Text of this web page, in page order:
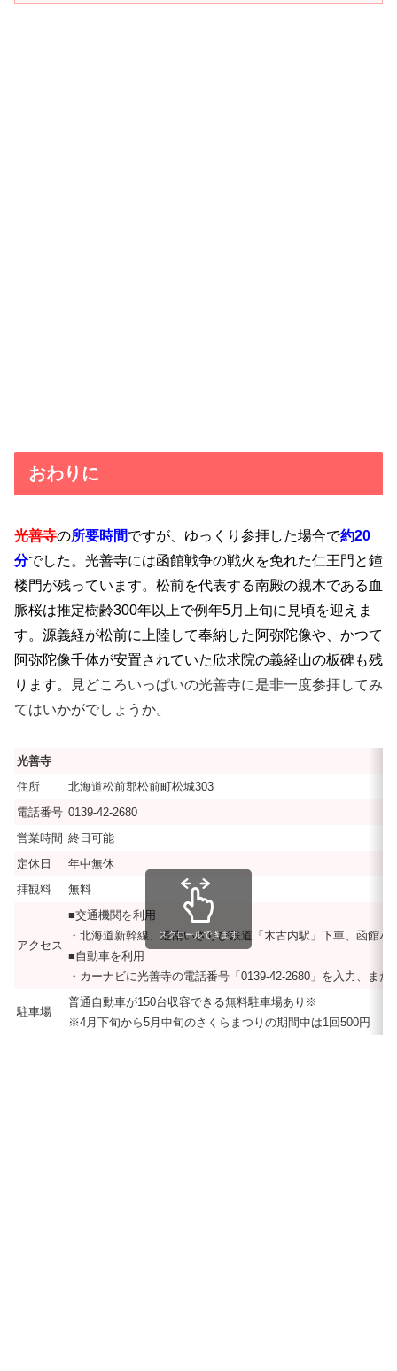
おわりに
光善寺の所要時間ですが、ゆっくり参拝した場合で約20
分でした。光善寺には函館戦争の戦火を免れた仁王門と鐘
楼門が残っています。松前を代表する南殿の親木である血
脈桜は推定樹齢300年以上で例年5月上旬に見頃を迎えま
す。源義経が松前に上陸して奉納した阿弥陀像や、かつて
阿弥陀像千体が安置されていた欣求院の義経山の板碑も残
ります。
見どころいっぱいの光善寺に是非一度参拝してみ
てはいかがでしょうか。
光善寺
住所
北海道松前郡松前町松城303
電話番号 0139-42-2680
営業時間 終日可能
定休日
年中無休
拝観料
無料
アクセス
■交通機関を利用
・北海道新幹線、道南いさりび鉄道「木古内駅」下車、函館
■自動車を利用
・カーナビに光善寺の電話番号「0139-42-2680」を入力、ま
駐車場
普通自動車が150台収容できる無料駐車場あり※
※4月下旬から5月中旬のさくらまつりの期間中は1回500円
スクロールできます